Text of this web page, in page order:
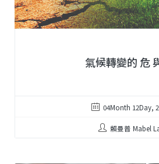
氣候轉變的 危
04Month 12Day,
賴曼普 Mabel